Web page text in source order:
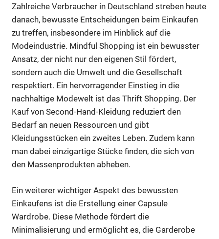
Zahlreiche Verbraucher in Deutschland streben heute
danach, bewusste Entscheidungen beim Einkaufen
zu treffen, insbesondere im Hinblick auf die
Modeindustrie. Mindful Shopping ist ein bewusster
Ansatz, der nicht nur den eigenen Stil fördert,
sondern auch die Umwelt und die Gesellschaft
respektiert. Ein hervorragender Einstieg in die
nachhaltige Modewelt ist das Thrift Shopping. Der
Kauf von Second-Hand-Kleidung reduziert den
Bedarf an neuen Ressourcen und gibt
Kleidungsstücken ein zweites Leben. Zudem kann
man dabei einzigartige Stücke finden, die sich von
den Massenprodukten abheben.
Ein weiterer wichtiger Aspekt des bewussten
Einkaufens ist die Erstellung einer Capsule
Wardrobe. Diese Methode fördert die
Minimalisierung und ermöglicht es, die Garderobe